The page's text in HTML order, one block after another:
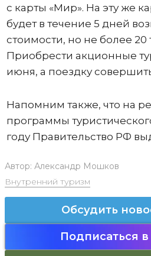
с карты «Мир». На эту же
будет в течение 5 дней
стоимости, но не более 20
Приобрести акционные
июня, а поездку
Напомним также, что на
программы
году Правительство РФ
Автор: Александр Мошков
Внутренний туризм
Обсудить
Подписаться в